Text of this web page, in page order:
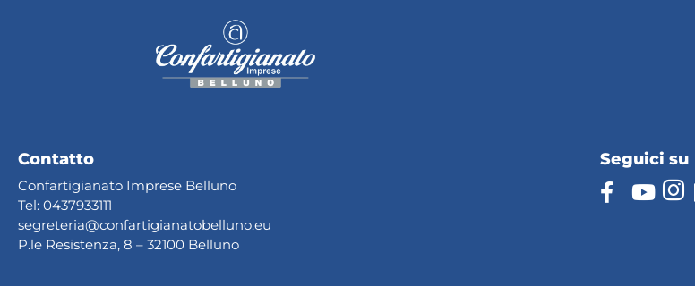
Contatto
Confartigianato Imprese Belluno
Tel: 0437933111
segreteria@confartigianatobelluno.eu
P.le Resistenza, 8 – 32100 Belluno
Seguici su